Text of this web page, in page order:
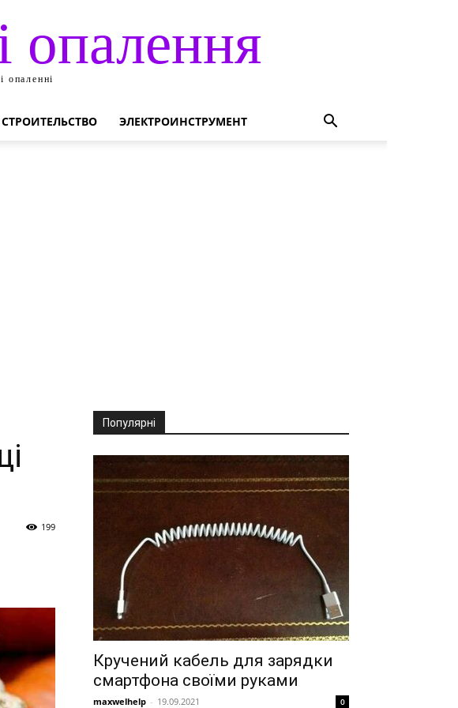
опалення
опаленні
СТРОИТЕЛЬСТВО ЭЛЕКТРОИНСТРУМЕНТ
199
Популярні
Кручений кабель для зарядки
смартфона своїми руками
maxwelhelp - 19.09.2021 0